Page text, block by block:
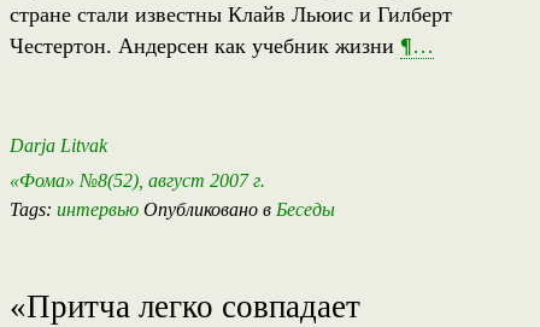
стране стали известны Клайв Льюис и Гилберт
Честертон. Андерсен как учебник жизни ¶…
Darja Litvak
«Фома» №8(52), август 2007 г.
Tags: интервью Опубликовано в Беседы
«Притча легко совпадает